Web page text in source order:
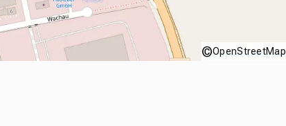
©OpenStreetMap